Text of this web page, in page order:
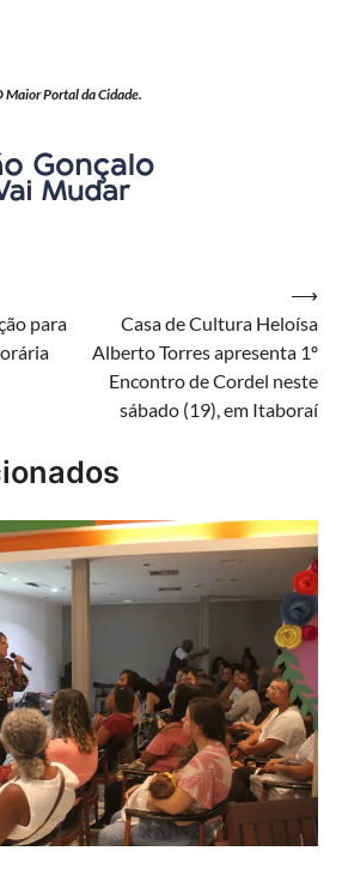
Maior Portal da Cidade.
para
Casa de Cultura Heloísa
Alberto Torres apresenta 1º
Encontro de Cordel neste
sábado (19), em Itaboraí
⟶